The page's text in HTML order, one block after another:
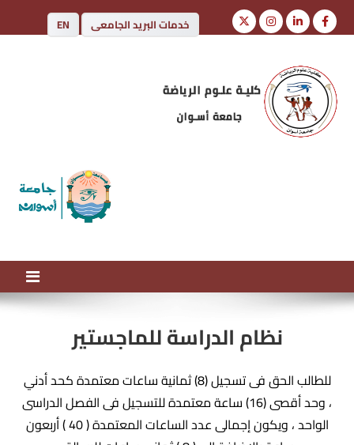
EN خدمات البريد الجامعى
كلية علوم الرياضة
نظام الدراسة للماجستير
للطالب الحق فى تسجيل (8) ثمانية ساعات معتمدة كحد أدني
، وحد أقصى (16) ساعة معتمدة للتسجيل فى الفصل الدراسى
الواحد ، ويكون إجمالى عدد الساعات المعتمدة ( 40 ) أربعون